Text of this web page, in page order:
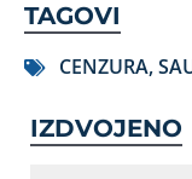
TAGOVI
CENZURA,
IZDVOJENO